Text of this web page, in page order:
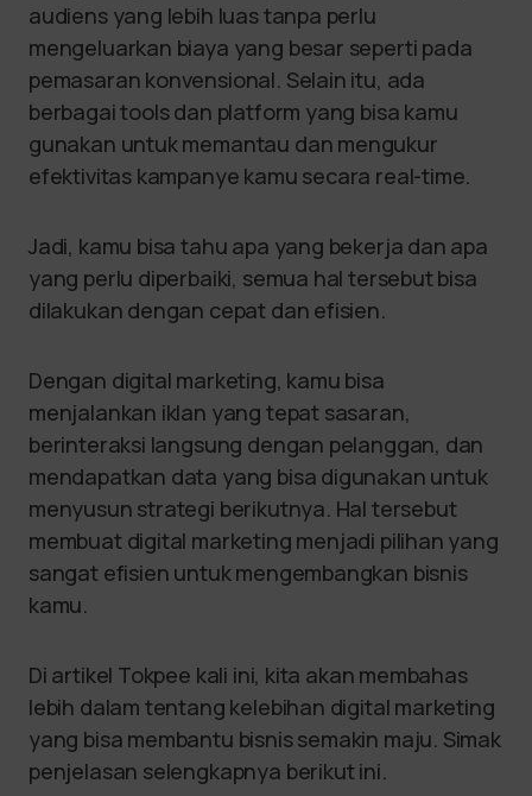
audiens yang lebih luas tanpa perlu
mengeluarkan biaya yang besar seperti pada
pemasaran konvensional. Selain itu, ada
berbagai tools dan platform yang bisa kamu
gunakan untuk memantau dan mengukur
efektivitas kampanye kamu secara real-time.
Jadi, kamu bisa tahu apa yang bekerja dan apa
yang perlu diperbaiki, semua hal tersebut bisa
dilakukan dengan cepat dan efisien.
Dengan digital marketing, kamu bisa
menjalankan iklan yang tepat sasaran,
berinteraksi langsung dengan pelanggan, dan
mendapatkan data yang bisa digunakan untuk
menyusun strategi berikutnya. Hal tersebut
membuat digital marketing menjadi pilihan yang
sangat efisien untuk mengembangkan bisnis
kamu.
Di artikel Tokpee kali ini, kita akan membahas
lebih dalam tentang kelebihan digital marketing
yang bisa membantu bisnis semakin maju. Simak
penjelasan selengkapnya berikut ini.